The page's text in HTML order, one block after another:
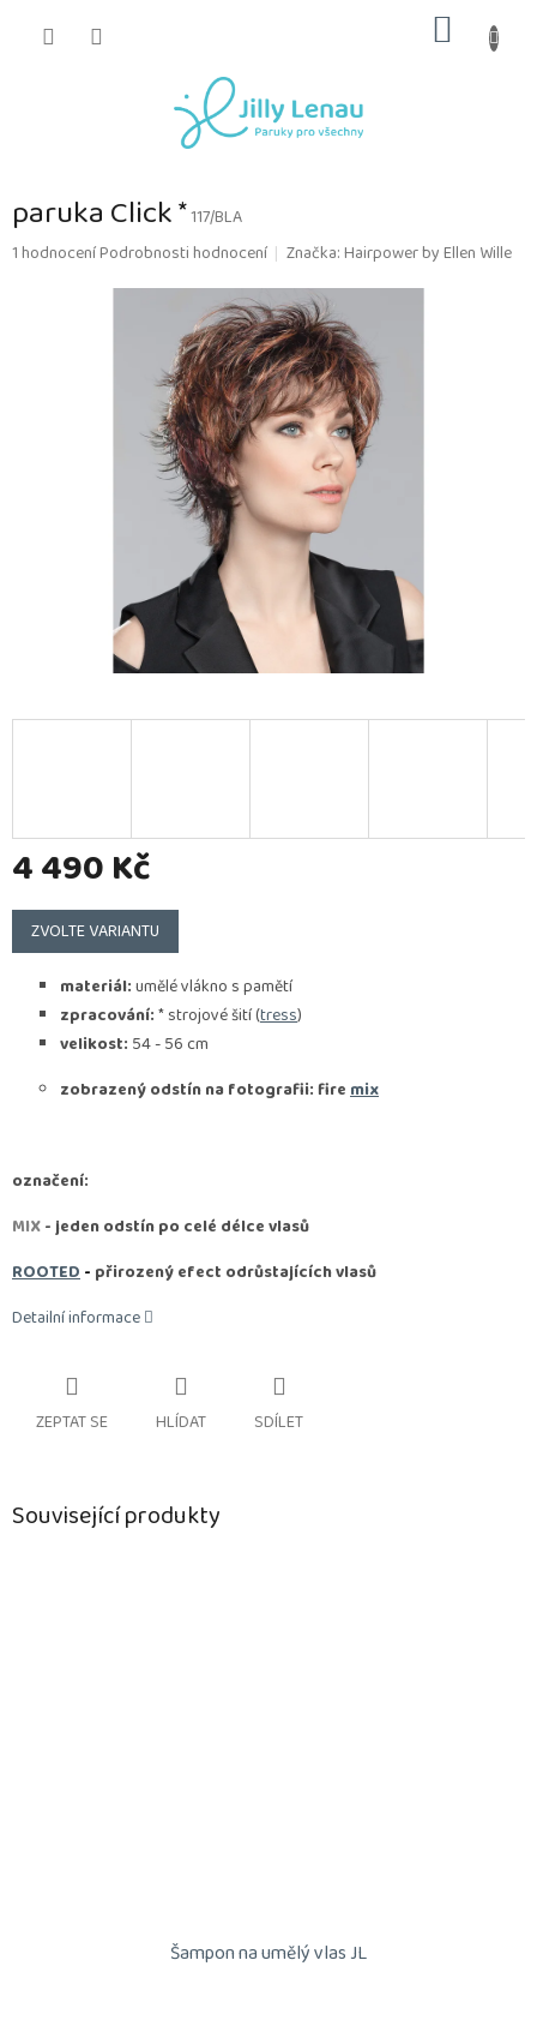
KOŠÍK
paruka Click *117/BLA
Průměrné
1 hodnoceníPodrobnosti hodnocení Značka:Hairpower by Ellen Wille
4 490 Kč
Měrná
cena:
ZVOLTE VARIANTU
materiál:umělé vlákno s pamětí
zpracování:* strojové šití (tress)
velikost: 54 - 56 cm
zobrazený odstín na fotografii: firemix
označení:
MIX- jeden odstín po celé délce vlasů
ROOTED- přirozený efect odrůstajících vlasů
Detailní informace
ZEPTAT SE HLÍDAT SDÍLET
Související produkty
Šampon na umělý vlas JL